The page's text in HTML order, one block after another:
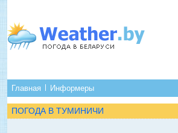
Главная Информеры
ПОГОДА В ТУМИНИЧИ